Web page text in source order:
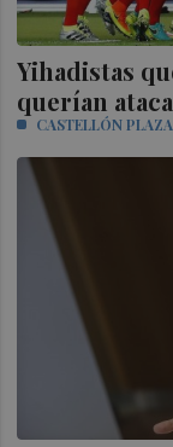
Yihadistas
querían
CASTELLÓN PLAZA